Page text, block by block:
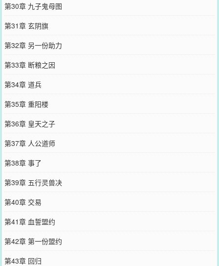
第30章 九子鬼母图
第31章 玄阴旗
第32章 另一份助力
第33章 断粮之因
第34章 道兵
第35章 重阳楼
第36章 皇天之子
第37章 人公道师
第38章 事了
第39章 五行灵兽决
第40章 交易
第41章 血誓盟约
第42章 第一份盟约
第43章 回归